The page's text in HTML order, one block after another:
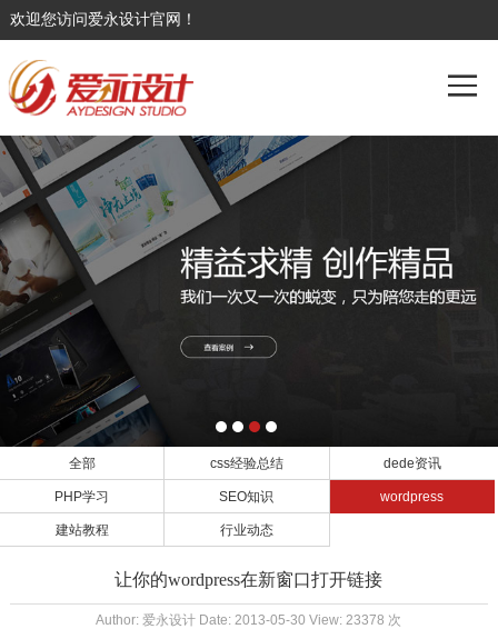
欢迎您访问爱永设计官网！
全部 css经验总结 dede资讯
PHP学习 SEO知识 wordpress
建站教程 行业动态
让你的wordpress在新窗口打开链接
Author: 爱永设计 Date: 2013-05-30 View: 23378 次